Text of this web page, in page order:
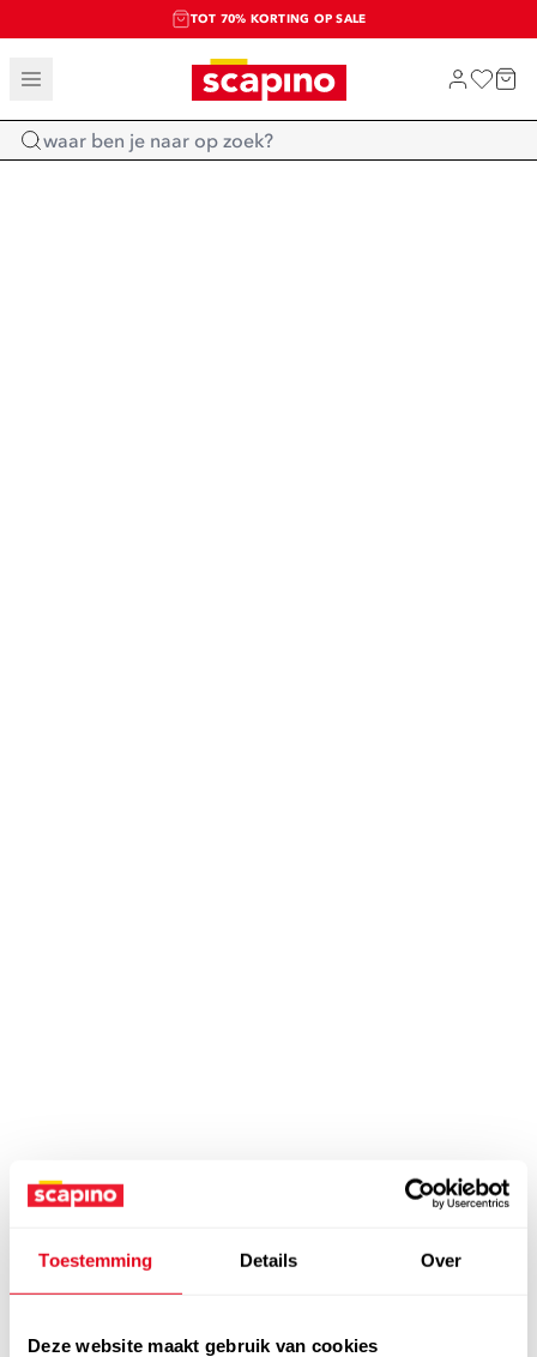
Toestemming Details Over
Deze website maakt gebruik van cookies
TOT 70% KORTING OP SALE
SALE: LAATSTE KANS!
SHOP NIEUW
Home